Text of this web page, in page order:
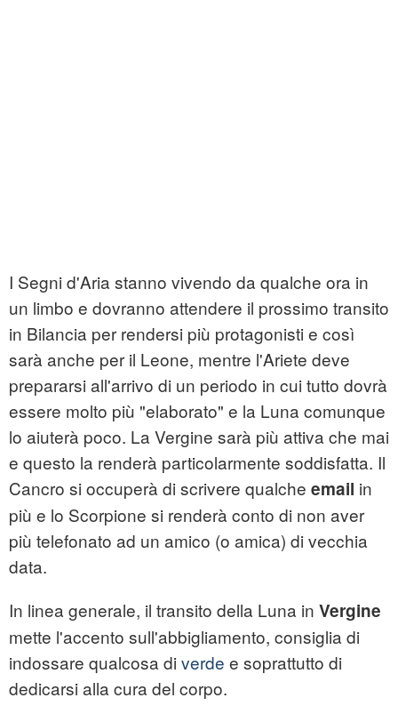
I Segni d'Aria stanno vivendo da qualche ora in
un limbo e dovranno attendere il prossimo transito
in Bilancia per rendersi più protagonisti e così
sarà anche per il Leone, mentre l'Ariete deve
prepararsi all'arrivo di un periodo in cui tutto dovrà
essere molto più "elaborato" e la Luna comunque
lo aiuterà poco. La Vergine sarà più attiva che mai
e questo la renderà particolarmente soddisfatta. Il
Cancro si occuperà di scrivere qualche email in
più e lo Scorpione si renderà conto di non aver
più telefonato ad un amico (o amica) di vecchia
data.
In linea generale, il transito della Luna in Vergine
mette l'accento sull'abbigliamento, consiglia di
indossare qualcosa di verde e soprattutto di
dedicarsi alla cura del corpo.